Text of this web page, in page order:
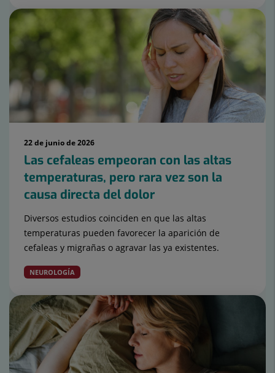
22 de junio de 2026
Las cefaleas empeoran con las altas
temperaturas, pero rara vez son la
causa directa del dolor
Diversos estudios coinciden en que las altas
temperaturas pueden favorecer la aparición de
cefaleas y migrañas o agravar las ya existentes.
NEUROLOGÍA